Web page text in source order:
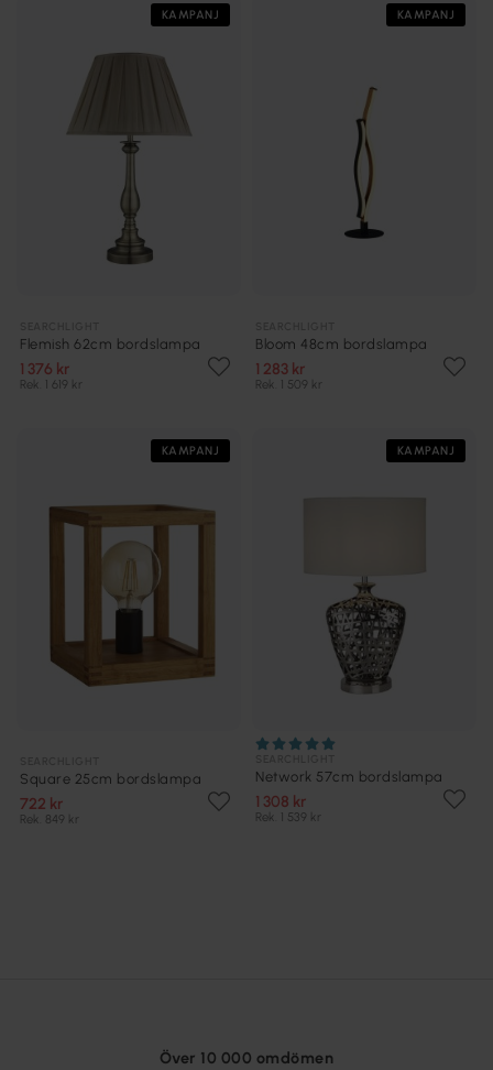
KAMPANJ
Flemish 62cm bordslampa
1 376 kr
Rek. 1 619 kr
KAMPANJ
Bloom 48cm bordslampa
1 283 kr
Rek. 1 509 kr
KAMPANJ
Square 25cm bordslampa
722 kr
Rek. 849 kr
KAMPANJ
Network 57cm bordslampa
1 308 kr
Rek. 1 539 kr
Över 10 000 omdömen